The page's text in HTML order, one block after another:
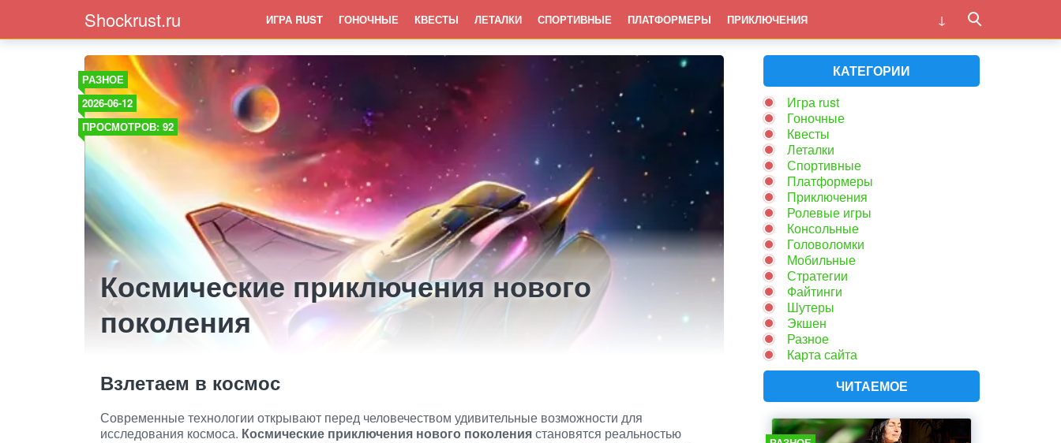
Shockrust.ru ИГРА RUST ГОНОЧНЫЕ КВЕСТЫ ЛЕТАЛКИ СПОРТИВНЫЕ ПЛАТФОРМЕРЫ ПРИКЛЮЧЕНИЯ
РАЗНОЕ
2026-06-12
ПРОСМОТРОВ: 92
Космические приключения нового
поколения
Взлетаем в космос
Современные технологии открывают перед человечеством удивительные возможности для
исследования космоса. Космические приключения нового поколениястановятся реальностью
КАТЕГОРИИ
Игра rust
Гоночные
Квесты
Леталки
Спортивные
Платформеры
Приключения
Ролевые игры
Консольные
Головоломки
Мобильные
Стратегии
Файтинги
Шутеры
Экшен
Разное
Карта сайта
ЧИТАЕМОЕ